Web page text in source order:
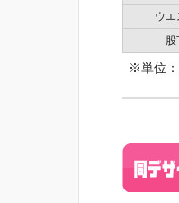
ウエ
股
※単位